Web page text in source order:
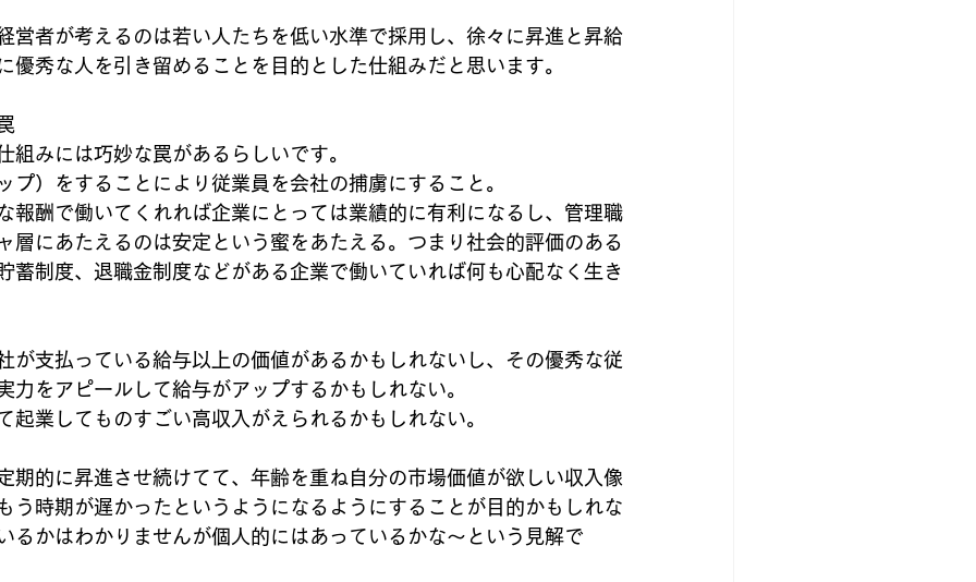
者が考えるのは若い人たちを低い水準で採用し、徐々に昇進と昇給
優秀な人を引き留めることを目的とした仕組みだと思います。
組みには巧妙な罠があるらしいです。
プ）をすることにより従業員を会社の捕虜にすること。
報酬で働いてくれれば企業にとっては業績的に有利になるし、管理職
層にあたえるのは安定という蜜をあたえる。つまり社会的評価のある
蓄制度、退職金制度などがある企業で働いていれば何も心配なく生き
が支払っている給与以上の価値があるかもしれないし、その優秀な従
力をアピールして給与がアップするかもしれない。
起業してものすごい高収入がえられるかもしれない。
期的に昇進させ続けてて、年齢を重ね自分の市場価値が欲しい収入像
う時期が遅かったというようになるようにすることが目的かもしれな
るかはわかりませんが個人的にはあっているかな～という見解で